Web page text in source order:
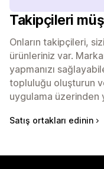
Takipçileri
Onların takipçileri,
ürünleriniz var.
yapmanızı
topluluğu oluşturun
uygulama üzerinden
Satış ortakları edinin